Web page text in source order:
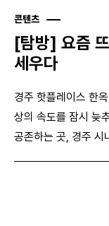
콘텐츠
[탐방] 요즘
세우다
경주 핫플레이스 한
상의 속도를 잠시 늦
공존하는 곳, 경주 시